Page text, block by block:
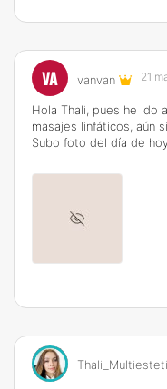
VA vanvan 21
Hola Thali, pues he ido
masajes linfáticos, aún
Subo foto del día de